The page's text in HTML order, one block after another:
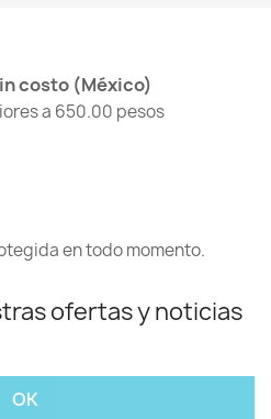
costo (México)
a 650.00 pesos
en todo momento.
ofertas y noticias